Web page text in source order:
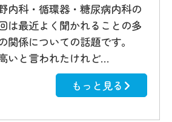
内科・循環器・糖尿病内科の
は最近よく聞かれることの多
関係についての話題です。
いと言われたけれど…
もっと見る